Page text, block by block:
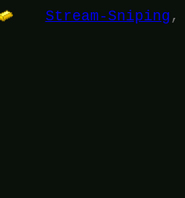
Stream-Sniping ,